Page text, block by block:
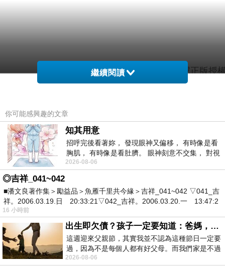
迪士尼正版授
***************
充滿朝氣的活潑唐
繼續閱讀
你可能感興趣的文章
知其用意
招呼完後看著妳， 發現眼神又偏移， 有時像是看
胸肌， 有時像是看肚臍。 眼神刻意不交集， 對視
視線不對齊， 讓我很難不
2026-08-06
◎吉祥_041~042
■潘文良著作集＞勵益品＞魚雁千里共今緣＞吉祥_041~042 ▽041_吉
祥。2006.03.19.日 20:33:21▽042_吉祥。2006.03.20.一 13:47:2
16 小時前
出生即欠債？孩子一定要知道：爸媽，其實我不欠你們
這週迎來父親節，其實我並不認為這種節日一定要
過，因為不是每個人都有好父母。而我們家是不過
節的，平時也沒什麼儀式感，生活趨近冷
2026-08-06